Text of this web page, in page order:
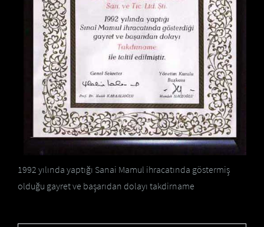
1992 yılında yaptığı Sanai Mamul ihracatında göstermiş
olduğu gayret ve başarıdan dolayı takdirname